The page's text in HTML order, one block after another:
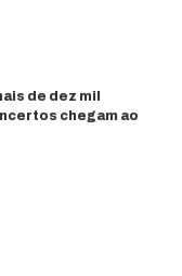
de dez mil
chegam ao